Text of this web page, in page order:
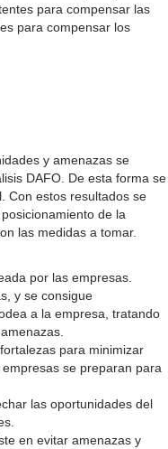
para compensar las
para compensar los
y amenazas se
DAFO. De esta forma se
Con estos resultados se
de la
las medidas a tomar.
por las empresas.
y se consigue
a la empresa, tratando
para minimizar
se preparan para
las oportunidades del
en evitar amenazas y